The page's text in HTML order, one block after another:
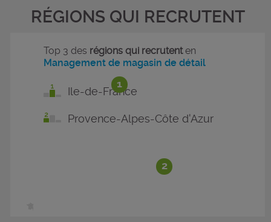
RÉGIONS QUI RECRUTENT
1
2
Top 3 des régions qui recrutenten
Management de magasin de détail
Ile-de-France
Provence-Alpes-Côte d'Azur